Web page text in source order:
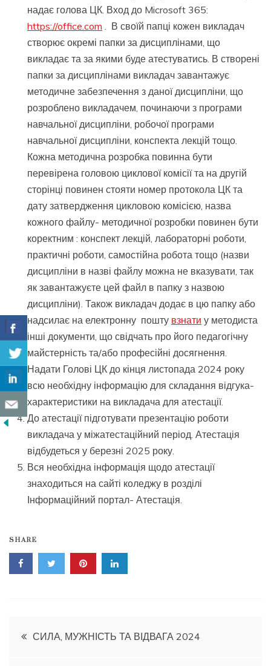
надає голова ЦК. Вход до Microsoft 365:
https://office.com . В своїй папці кожен викладач
створює окремі папки за дисциплінами, що
викладає та за якими буде атестуватись. В створені
папки за дисциплінами викладач завантажує
методичне забезпечення з даної дисципліни, що
розроблено викладачем, починаючи з програми
навчальної дисципліни, робочої програми
навчальної дисципліни, конспекта лекцій тощо.
Кожна методична розробка повинна бути
перевірена головою циклової комісії та на другій
сторінці повинен стояти номер протокола ЦК та
дату затвердження цикловою комісією, назва
кожного файлу- методичної розробки повинен бути
коректним : конспект лекцій, лабораторні роботи,
практичні роботи, самостійна робота тощо (назви
дисципліни в назві файлу можна не вказувати, так
як завантажуєте цей файл в папку з назвою
дисципліни). Також викладач додає в цю папку або
надсилає на електронну пошту взнати у методиста
інші документи, що свідчать про його педагогічну
майстерність та/або професійні досягнення.
Надати Голові ЦК до кінця листопада 2024 року
всю необхідну інформацію для складання відгука-
характеристики на викладача для атестації.
До атестації підготувати презентацію роботи
викладача у міжатестаційний період. Атестація
відбудеться у березні 2025 року.
Вся необхідна інформація щодо атестації
знаходиться на сайті коледжу в розділі
Інформаційний портал- Атестація.
SHARE
Навігація
СИЛА, МУЖНІСТЬ ТА ВІДВАГА 2024